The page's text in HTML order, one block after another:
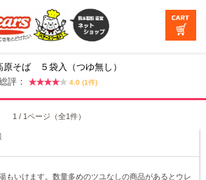
原そば ５袋入（つゆ無し）
評：
4.0 (1件)
1 / 1ページ（全1件）
もいけます。数量多めのツユなしの商品があるとウレ